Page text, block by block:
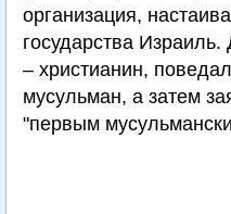
организация,
государства
– христианин,
мусульман, а затем
"первым